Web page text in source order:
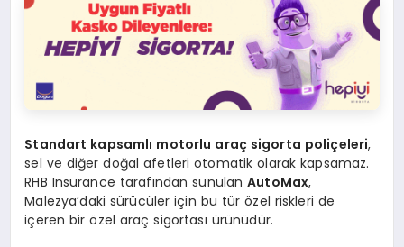
Standart kapsamlı motorlu araç sigorta poliçeleri,
sel ve diğer doğal afetleri otomatik olarak kapsamaz.
RHB Insurance tarafından sunulanAutoMax,
Malezya’daki sürücüler için bu tür özel riskleri de
içeren bir özel araç sigortası ürünüdür.